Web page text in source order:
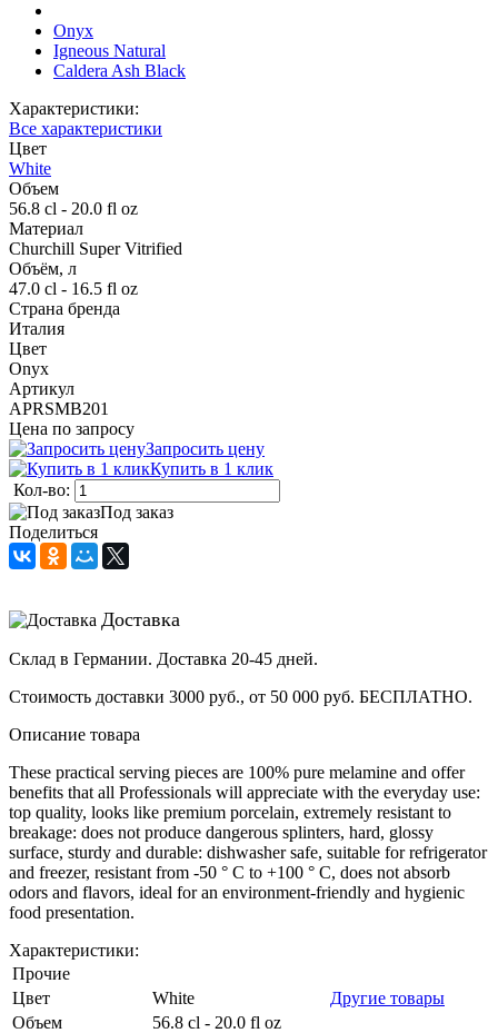
Onyx
Igneous Natural
Caldera Ash Black
Характеристики:
Все характеристики
Цвет
White
Объем
56.8 cl - 20.0 fl oz
Материал
Churchill Super Vitrified
Объём, л
47.0 cl - 16.5 fl oz
Страна бренда
Италия
Цвет
Onyx
Артикул
APRSMB201
Цена по запросу
Запросить цену
Купить в 1 клик
Кол-во:
Под заказ
Поделиться
Доставка
Склад в Германии. Доставка 20-45 дней.
Стоимость доставки 3000 руб., от 50 000 руб. БЕСПЛАТНО.
Описание товара
These practical serving pieces are 100% pure melamine and offer
benefits that all Professionals will appreciate with the everyday use:
top quality, looks like premium porcelain, extremely resistant to
breakage: does not produce dangerous splinters, hard, glossy
surface, sturdy and durable: dishwasher safe, suitable for refrigerator
and freezer, resistant from -50 ° C to +100 ° C, does not absorb
odors and flavors, ideal for an environment-friendly and hygienic
food presentation.
Характеристики:
Прочие
Цвет
White
Другие товары
Объем
56.8 cl - 20.0 fl oz